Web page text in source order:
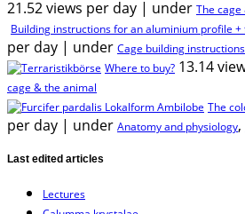
21.52 views per day | under The
Building instructions for an aluminium profile +
per day | under Cage building instructions
Where to buy? 13.14
cage & the animal
The
per day | under Anatomy and physiology,
Last edited articles
Lectures